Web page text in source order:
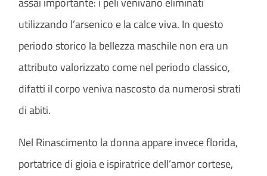
utilizzando l’arsenico e la calce viva. In questo
periodo storico la bellezza maschile non era un
attributo valorizzato come nel periodo classico,
difatti il corpo veniva nascosto da numerosi strati
di abiti.
Nel Rinascimento la donna appare invece florida,
portatrice di gioia e ispiratrice dell’amor cortese,